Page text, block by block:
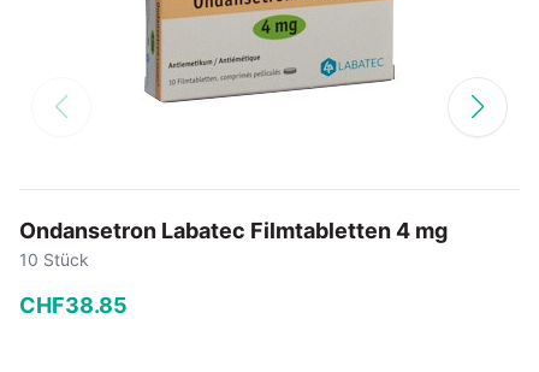
Ondansetron Labatec Filmtabletten 4 mg
10 Stück
CHF38.85